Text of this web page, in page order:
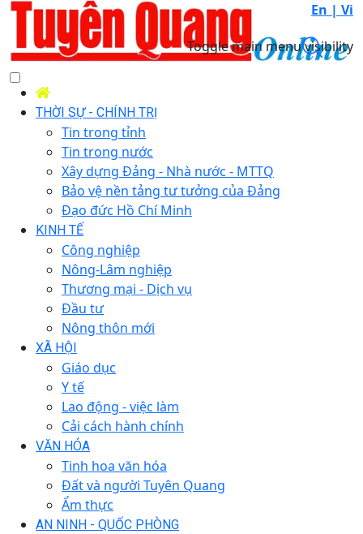
En | Vi
Toggle main menu visibility
THỜI SỰ - CHÍNH TRỊ
Tin trong tỉnh
Tin trong nước
Xây dựng Đảng - Nhà nước - MTTQ
Bảo vệ nền tảng tư tưởng của Đảng
Đạo đức Hồ Chí Minh
KINH TẾ
Công nghiệp
Nông-Lâm nghiệp
Thương mại - Dịch vụ
Đầu tư
Nông thôn mới
XÃ HỘI
Giáo dục
Y tế
Lao động - việc làm
Cải cách hành chính
VĂN HÓA
Tinh hoa văn hóa
Đất và người Tuyên Quang
Ẩm thực
AN NINH - QUỐC PHÒNG